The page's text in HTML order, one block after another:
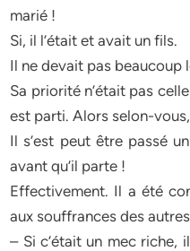
marié !
Si, il l’était et avait un fils.
Il ne devait pas beaucoup
Sa priorité n’était pas
est parti. Alors selon-
Il s’est peut être passé
avant qu’il parte !
Effectivement. Il a été
aux souffrances des
– Si c’était un mec riche,